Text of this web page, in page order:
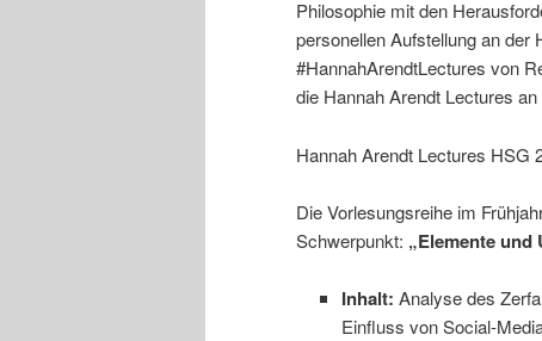
Philosophie mit den
personellen Aufstellung an der
#HannahArendtLectures von
die Hannah Arendt Lectures
Hannah Arendt Lectures HSG
Die Vorlesungsreihe im
Schwerpunkt: „Elemente
Inhalt: Analyse des
Einfluss von Social-